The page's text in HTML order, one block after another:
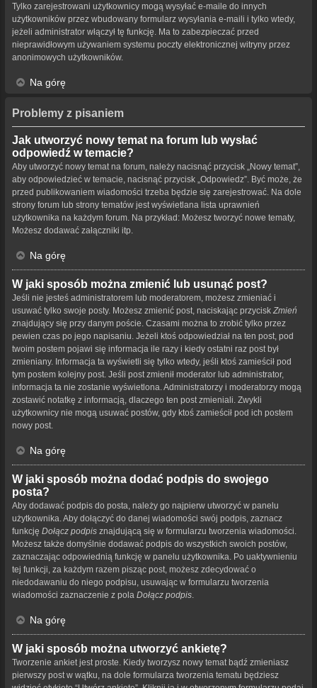
Tylko zarejestrowani użytkownicy mogą wysyłać e-maile do innych
użytkowników przez wbudowany formularz wysyłania e-maili i tylko wtedy,
jeżeli administrator włączył tę funkcję. Ma to zabezpieczać przed
nieprawidłowym używaniem systemu poczty elektronicznej witryny przez
anonimowych użytkowników.
Na górę
Problemy z pisaniem
Jak utworzyć nowy temat na forum lub wysłać
odpowiedź w temacie?
Aby utworzyć nowy temat na forum, należy nacisnąć przycisk „Nowy temat”,
aby odpowiedzieć w temacie, nacisnąć przycisk „Odpowiedz”. Być może, że
przed publikowaniem wiadomości trzeba będzie się zarejestrować. Na dole
strony forum lub strony tematów jest wyświetlana lista uprawnień
użytkownika na każdym forum. Na przykład: Możesz tworzyć nowe tematy,
Możesz dodawać załączniki itp.
Na górę
W jaki sposób można zmienić lub usunąć post?
Jeśli nie jesteś administratorem lub moderatorem, możesz zmieniać i
usuwać tylko swoje posty. Możesz zmienić post, naciskając przycisk Zmień
znajdujący się przy danym poście. Czasami można to zrobić tylko przez
pewien czas po jego napisaniu. Jeżeli ktoś odpowiedział na ten post, pod
twoim postem pojawi się informacja ile razy i kiedy ostatni raz post był
zmieniany. Informacja ta wyświetli się tylko wtedy, jeśli ktoś zamieścił pod
tym postem kolejny post. Jeśli post zmienił moderator lub administrator,
informacja ta nie zostanie wyświetlona. Administratorzy i moderatorzy mogą
zostawić notatkę z informacją, dlaczego ten post zmieniali. Zwykli
użytkownicy nie mogą usuwać postów, gdy ktoś zamieścił pod ich postem
nowy post.
Na górę
W jaki sposób można dodać podpis do swojego
posta?
Aby dodawać podpis do posta, należy go najpierw utworzyć w panelu
użytkownika. Aby dołączyć do danej wiadomości swój podpis, zaznacz
funkcję Dołącz podpis znajdującą się w formularzu tworzenia wiadomości.
Możesz także domyślnie dodawać podpis do wszystkich swoich postów,
zaznaczając odpowiednią funkcję w panelu użytkownika. Po uaktywnieniu
tej funkcji, za każdym razem pisząc post, możesz zdecydować o
niedodawaniu do niego podpisu, usuwając w formularzu tworzenia
wiadomości zaznaczenie z pola Dołącz podpis
Na górę
W jaki sposób można utworzyć ankietę?
Tworzenie ankiet jest proste. Kiedy tworzysz nowy temat bądź zmieniasz
pierwszy post w wątku, na dole formularza tworzenia tematu będziesz